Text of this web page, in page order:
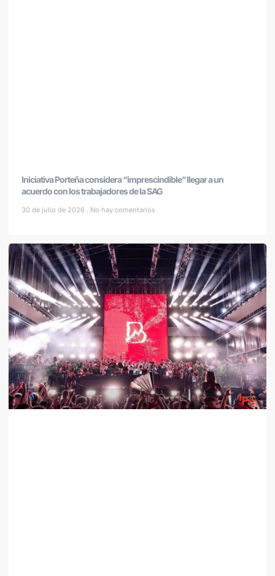
Iniciativa Porteña considera “imprescindible” llegar a un
acuerdo con los trabajadores de la SAG
30 de julio de 2026 No hay comentarios